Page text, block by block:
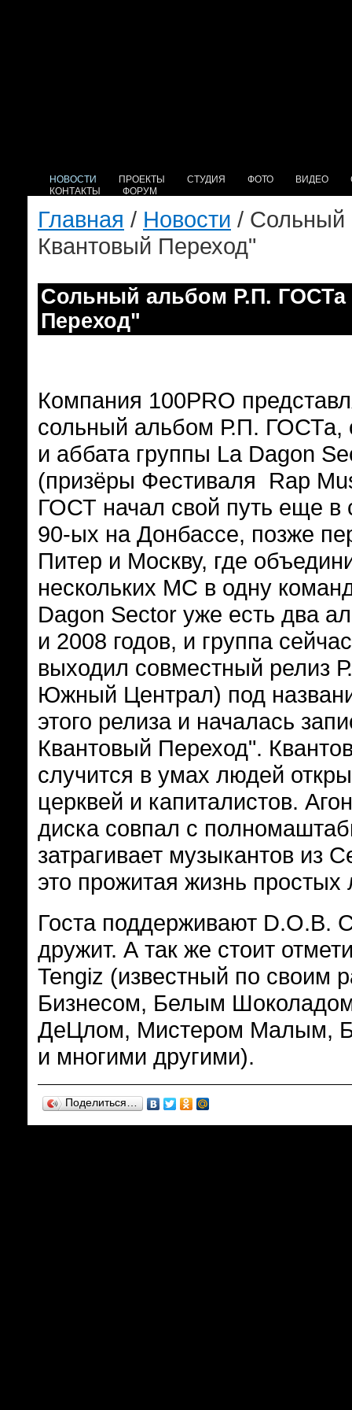
НОВОСТИ ПРОЕКТЫ СТУДИЯ ФОТО ВИДЕО
КОНТАКТЫ
ФОРУМ
Главная / Новости /
Квантовый Переход"
Cольный альбом Р.П.
Переход"
Компания 100PRO
сольный альбом Р.П. ГОСТа,
и аббата группы La Dagon
(призёры Фестиваля Rap
ГОСТ начал свой путь еще в
90-ых на Донбассе, позже
Питер и Москву, где
нескольких МС в одну
Dagon Sector уже есть два
и 2008 годов, и группа
выходил совместный релиз
Южный Централ) под
этого релиза и началась
Квантовый Переход".
случится в умах людей
церквей и капиталистов.
диска совпал с
затрагивает музыкантов из
это прожитая жизнь
Госта поддерживают D.O.B.
дружит. А так же стоит
Tengiz (известный по своим
Бизнесом, Белым
ДеЦлом, Мистером Малым,
и многими другими).
Поделиться…